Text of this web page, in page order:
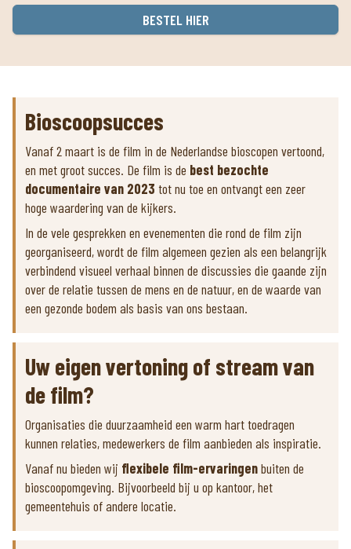
BESTEL HIER
Bioscoopsucces
Vanaf 2 maart is de film in de Nederlandse bioscopen vertoond,
en met groot succes. De film is de best bezochte
documentaire van 2023 tot nu toe en ontvangt een zeer
hoge waardering van de kijkers.
In de vele gesprekken en evenementen die rond de film zijn
georganiseerd, wordt de film algemeen gezien als een belangrijk
verbindend visueel verhaal binnen de discussies die gaande zijn
over de relatie tussen de mens en de natuur, en de waarde van
een gezonde bodem als basis van ons bestaan.
Uw eigen vertoning of stream van
de film?
Organisaties die duurzaamheid een warm hart toedragen
kunnen relaties, medewerkers de film aanbieden als inspiratie.
Vanaf nu bieden wij flexibele film-ervaringenbuiten de
bioscoopomgeving. Bijvoorbeeld bij u op kantoor, het
gemeentehuis of andere locatie.